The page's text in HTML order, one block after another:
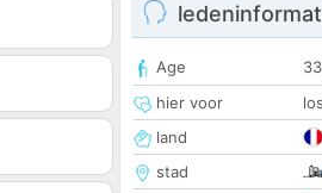
Age
hier voor
land
stad